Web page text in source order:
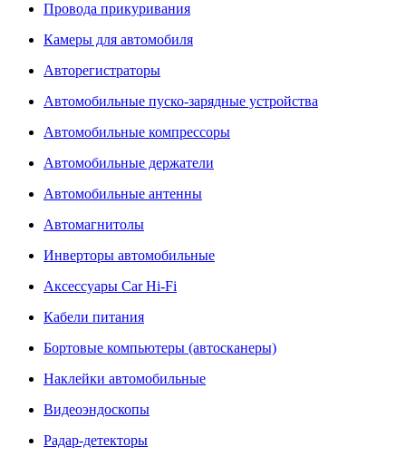
Провода прикуривания
Камеры для автомобиля
Авторегистраторы
Автомобильные пуско-зарядные устройства
Автомобильные компрессоры
Автомобильные держатели
Автомобильные антенны
Автомагнитолы
Инверторы автомобильные
Аксессуары Car Hi-Fi
Кабели питания
Бортовые компьютеры (автосканеры)
Наклейки автомобильные
Видеоэндоскопы
Радар-детекторы